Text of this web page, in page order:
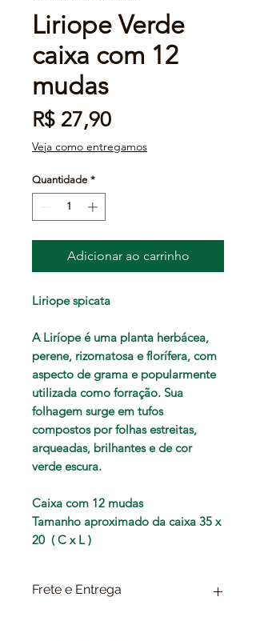
Liriope Verde
caixa com 12
mudas
R$ 27,90Preço
Veja como entregamos
Quantidade *
Adicionar ao carrinho
Liriope spicata
A Liríope é uma planta herbácea,
perene, rizomatosa e florífera, com
aspecto de grama e popularmente
utilizada como forração. Sua
folhagem surge em tufos
compostos por folhas estreitas,
arqueadas, brilhantes e de cor
verde escura.
Caixa com 12 mudas
Tamanho aproximado da caixa 35 x
20 ( C x L )
Frete e Entrega